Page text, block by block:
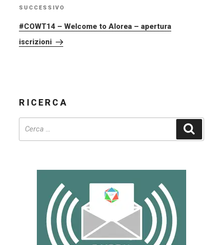
Articolo
successivo
SUCCESSIVO
#COWT14 – Welcome to Alorea – apertura
iscrizioni
RICERCA